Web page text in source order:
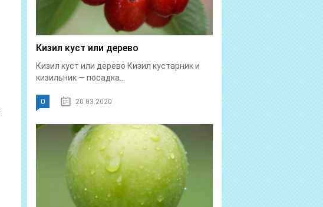
Кизил куст или дерево
Кизил куст или дерево Кизил кустарник и
кизильник — посадка...
0 20.03.2020